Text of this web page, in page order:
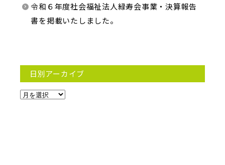
令和６年度社会福祉法人緑寿会事業・決算報告
書を掲載いたしました。
日別アーカイブ